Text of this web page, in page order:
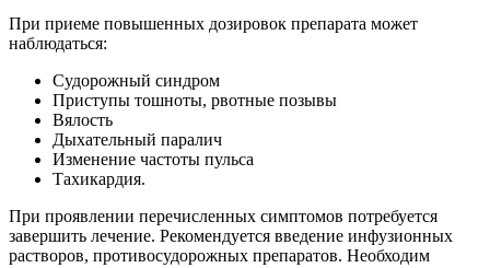
При приеме повышенных дозировок препарата может
наблюдаться:
Судорожный синдром
Приступы тошноты, рвотные позывы
Вялость
Дыхательный паралич
Изменение частоты пульса
Тахикардия.
При проявлении перечисленных симптомов потребуется
завершить лечение. Рекомендуется введение инфузионных
растворов, противосудорожных препаратов. Необходим